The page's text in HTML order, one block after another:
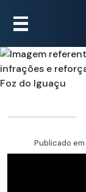
Publicado em